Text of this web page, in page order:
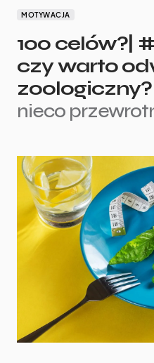
MOTYWACJA
100 celów?|
czy warto
zoologiczny?
nieco